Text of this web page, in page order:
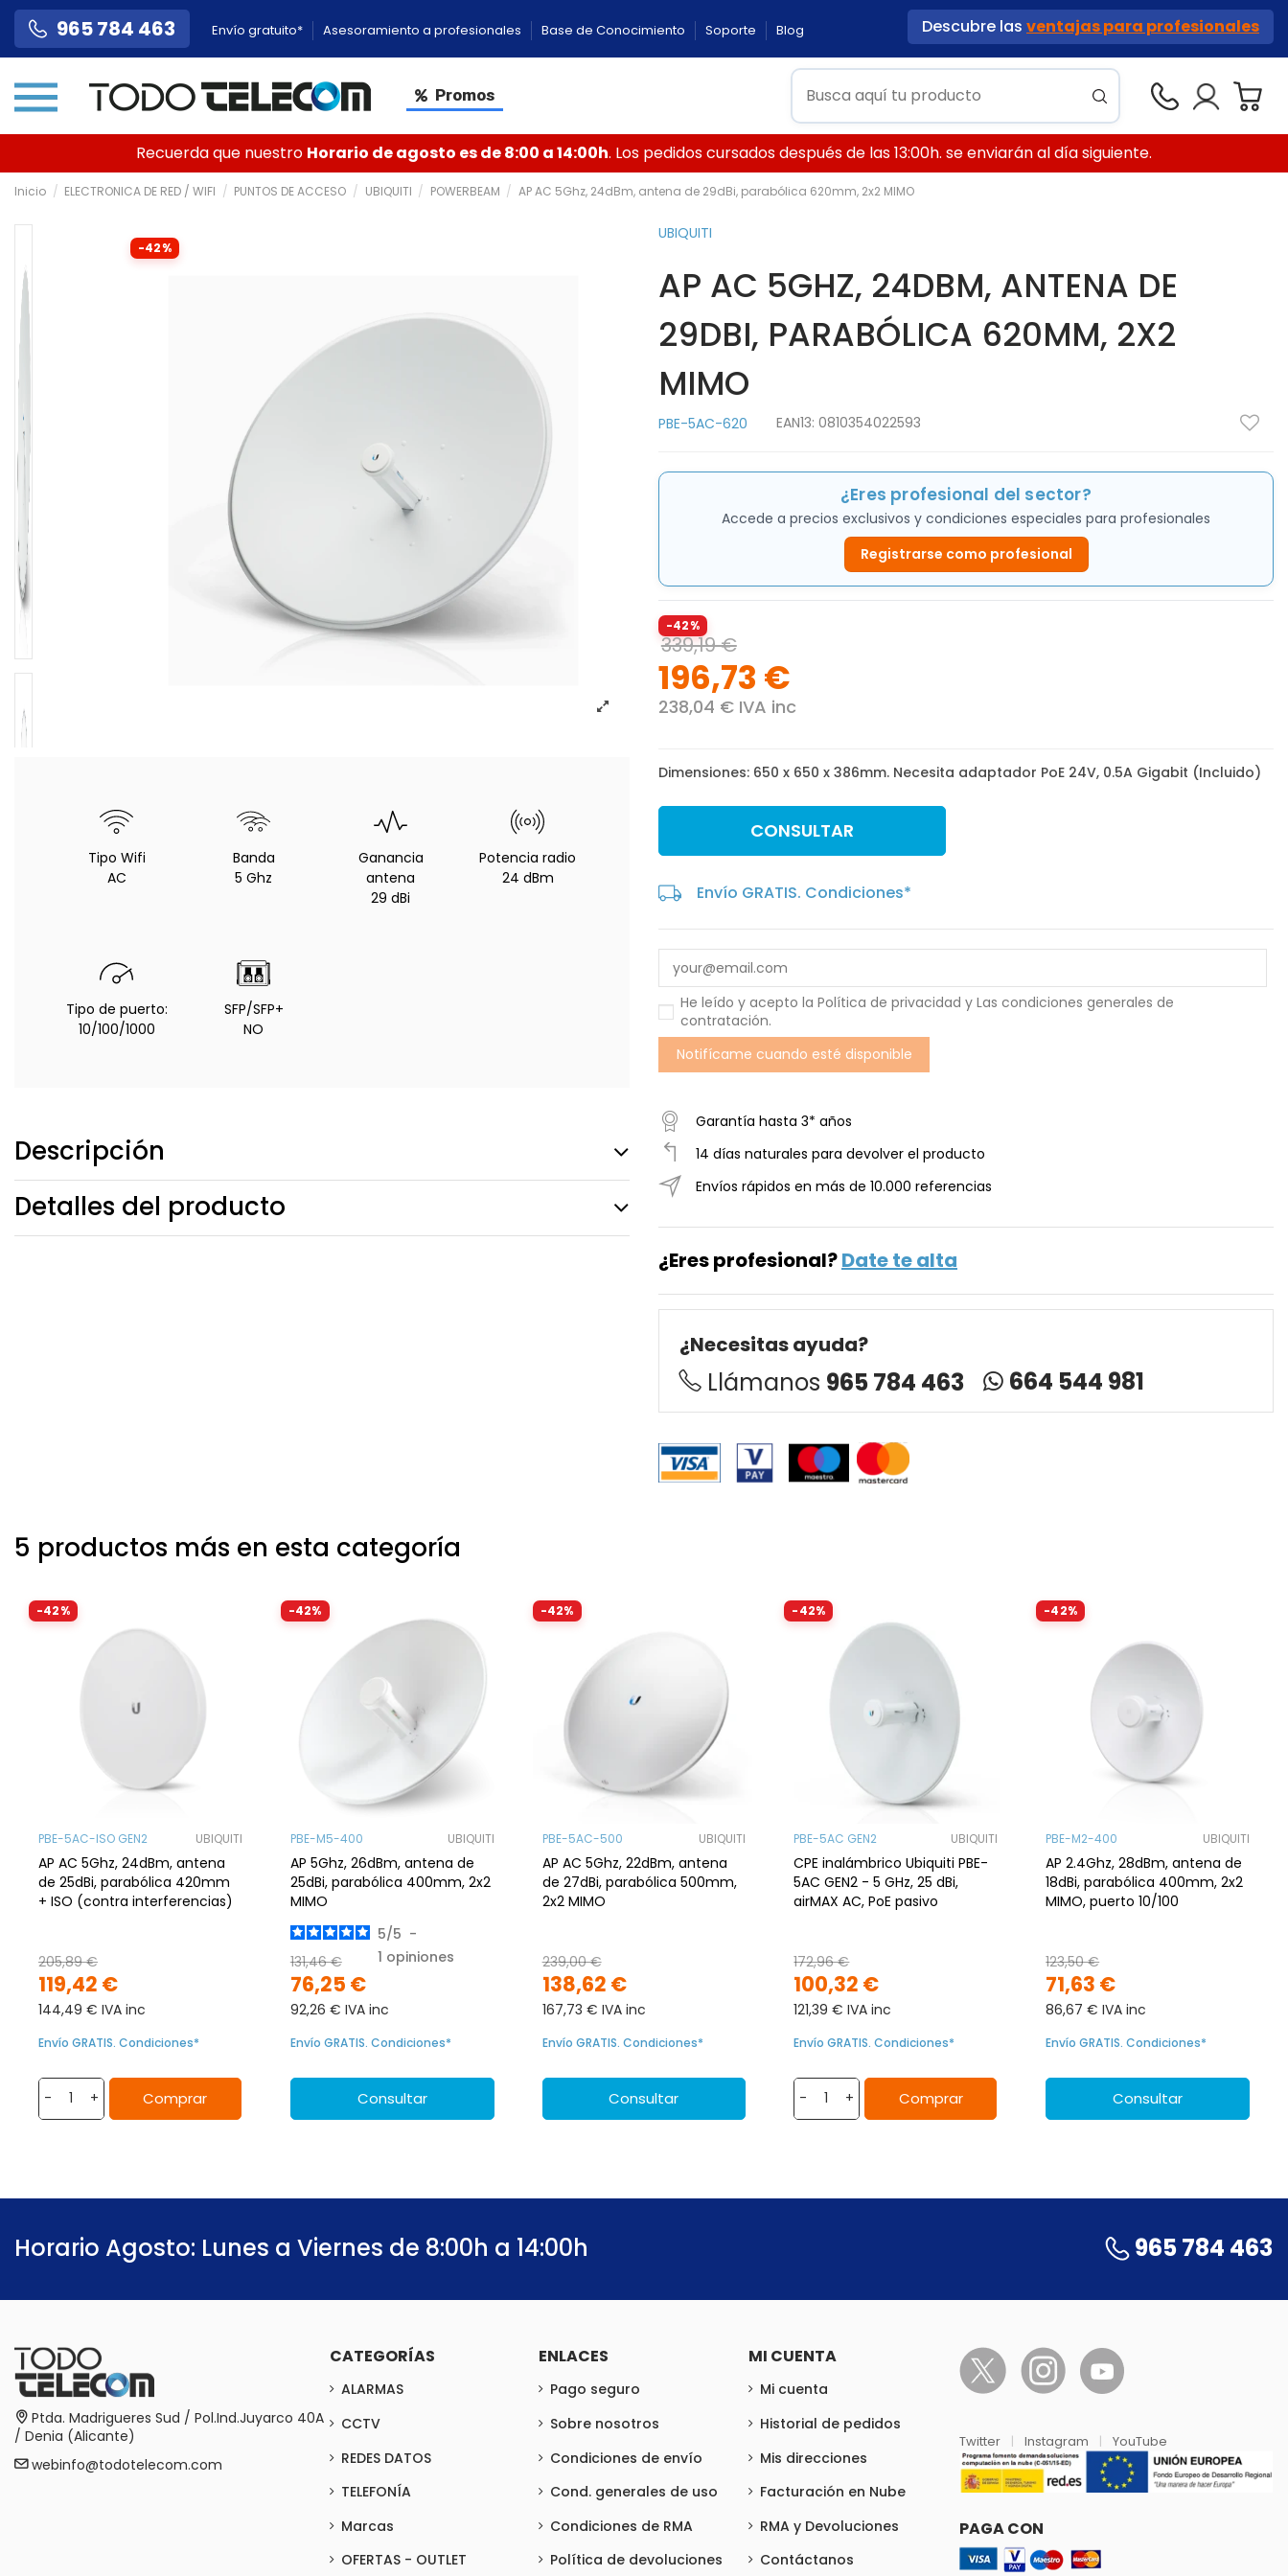
965 784 463 Envío gratuito* Asesoramiento a profesionales Base de Conocimiento Soporte Blog Descubre las ventajas para profesionales
Promos
Recuerda que nuestro Horario de agosto es de 8:00 a 14:00h. Los pedidos cursados después de las 13:00h. se enviarán al día siguiente.
Inicio ELECTRONICA DE RED / WIFI PUNTOS DE ACCESO UBIQUITI POWERBEAM AP AC 5Ghz, 24dBm, antena de 29dBi, parabólica 620mm, 2x2 MIMO
-42%
Tipo Wifi
AC
Banda
5 Ghz
Ganancia
antena
29 dBi
Potencia radio
24 dBm
Tipo de puerto:
10/100/1000
SFP/SFP+
NO
Descripción
Detalles del producto
UBIQUITI
AP AC 5GHZ, 24DBM, ANTENA DE
29DBI, PARABÓLICA 620MM, 2X2
MIMO
PBE-5AC-620 EAN13: 0810354022593
¿Eres profesional del sector?
Accede a precios exclusivos y condiciones especiales para profesionales
Registrarse como profesional
-42%
339,19 €
196,73 €
238,04 € IVA inc
Dimensiones: 650 x 650 x 386mm. Necesita adaptador PoE 24V, 0.5A Gigabit (Incluido)
CONSULTAR
Envío GRATIS. Condiciones*
He leído y acepto la Política de privacidad y Las condiciones generales de
contratación.
Garantía hasta 3* años
14 días naturales para devolver el producto
Envíos rápidos en más de 10.000 referencias
¿Eres profesional?Date te alta
¿Necesitas ayuda?
Llámanos 965 784 463 664 544 981
5 productos más en esta categoría
-42%
PBE-5AC-ISO GEN2 UBIQUITI
AP AC 5Ghz, 24dBm, antena
de 25dBi, parabólica 420mm
+ ISO (contra interferencias)
119,42 €
205,89 €
144,49 € IVA inc
Envío GRATIS. Condiciones*
- + Comprar
-42%
PBE-M5-400 UBIQUITI
AP 5Ghz, 26dBm, antena de
25dBi, parabólica 400mm, 2x2
MIMO
5/5 -
1 opiniones
76,25 €
131,46 €
92,26 € IVA inc
Envío GRATIS. Condiciones*
Consultar
-42%
PBE-5AC-500 UBIQUITI
AP AC 5Ghz, 22dBm, antena
de 27dBi, parabólica 500mm,
2x2 MIMO
138,62 €
239,00 €
167,73 € IVA inc
Envío GRATIS. Condiciones*
Consultar
-42%
PBE-5AC GEN2 UBIQUITI
CPE inalámbrico Ubiquiti PBE-
5AC GEN2 - 5 GHz, 25 dBi,
airMAX AC, PoE pasivo
100,32 €
172,96 €
121,39 € IVA inc
Envío GRATIS. Condiciones*
- + Comprar
-42%
PBE-M2-400 UBIQUITI
AP 2.4Ghz, 28dBm, antena de
18dBi, parabólica 400mm, 2x2
MIMO, puerto 10/100
71,63 €
123,50 €
86,67 € IVA inc
Envío GRATIS. Condiciones*
Consultar
Horario Agosto: Lunes a Viernes de 8:00h a 14:00h 965 784 463
Ptda. Madrigueres Sud / Pol.Ind.Juyarco 40A
/ Denia (Alicante)
webinfo@todotelecom.com
CATEGORÍAS
ALARMAS
CCTV
REDES DATOS
TELEFONÍA
Marcas
OFERTAS - OUTLET
ENLACES
Pago seguro
Sobre nosotros
Condiciones de envío
Cond. generales de uso
Condiciones de RMA
Política de devoluciones
MI CUENTA
Mi cuenta
Historial de pedidos
Mis direcciones
Facturación en Nube
RMA y Devoluciones
Contáctanos
Twitter Instagram YouTube
PAGA CON